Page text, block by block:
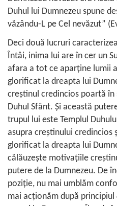
Duhul lui Dumnezeu spune
văzându-L pe Cel nevăzut” (
Deci două lucruri
Întâi, inima lui are în cer un
afara a tot ce aparţine lumii
glorificat la dreapta lui
creştinul credincios poartă
Duhul Sfânt. Şi această
trupul lui este Templul
asupra creştinului credincios
glorificat la dreapta lui
călăuzeşte motivaţiile
putere de la Dumnezeu. De
poziţie, nu mai umblăm
mai acţionăm după principiul